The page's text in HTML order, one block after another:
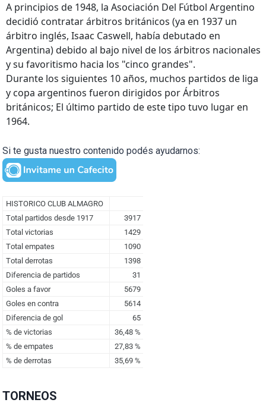
A principios de 1948, la Asociación Del Fútbol Argentino
decidió contratar árbitros británicos (ya en 1937 un
árbitro inglés, Isaac Caswell, había debutado en
Argentina) debido al bajo nivel de los árbitros nacionales
y su favoritismo hacia los "cinco grandes".
Durante los siguientes 10 años, muchos partidos de liga
y copa argentinos fueron dirigidos por Árbitros
británicos; El último partido de este tipo tuvo lugar en
1964.
Si te gusta nuestro contenido podés ayudarnos:
TORNEOS